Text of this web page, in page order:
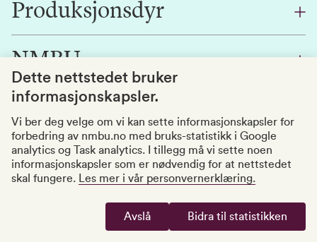
Besøksadresse:
1433 Ås
Facebook-side smådyr
67 23 24 24
Besøksadresse:
Oluf Thesens vei 24,
Facebook-side hest
Produksjonsdyr
67 23 22 00
prodmed.mko@nmbu.no
Besøksadresse:
Arboretveien 51,
1433 Ås
NMBU
Postadresse til
universitetet:
NMBU
Postboks 5003
1432 Ås
Organisasjonsnummer:
Tilgjengelighetserklæring
Personvernerklæring
Endre cookies
Dette nettstedet bruker
informasjonskapsler.
Vi ber deg velge om vi kan sette informasjonskapsler for
forbedring av nmbu.no med bruks-statistikk i Google
analytics og Task analytics. I tillegg må vi sette noen
informasjonskapsler som er nødvendig for at nettstedet
skal fungere.
Les mer i vår personvernerklæring.
Avslå Bidra til statistikken